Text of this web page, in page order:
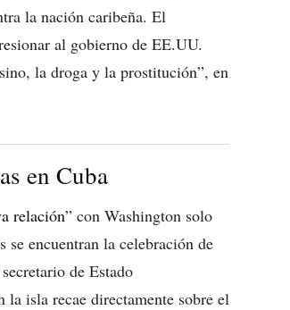
la nación caribeña. El
al gobierno de EE.UU.
la droga y la prostitución”, en
en Cuba
relación” con Washington solo
se encuentran la celebración de
de Estado
la isla recae directamente sobre el